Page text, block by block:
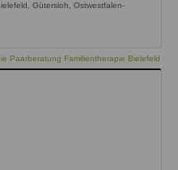
Gütersloh, Ostwestfalen-
Paarberatung Familientherapie Bielefeld